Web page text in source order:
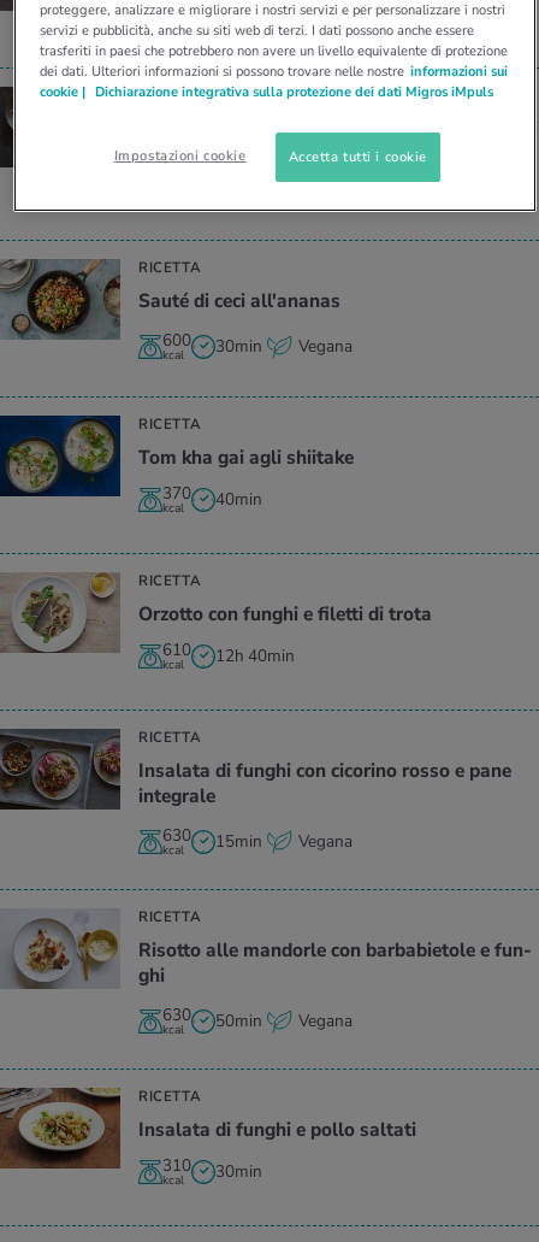
540
kcal 20min Vegetariano
RICETTA
Po­len­ta di se­mo­li­no con fun­ghi e sca­lop­pi­ne di
manzo
RICETTA
Sauté di ceci al­l'a­na­nas
600
kcal 30min Vegana
RICETTA
Tom kha gai agli shii­ta­ke
370
kcal 40min
RICETTA
Or­zot­to con fun­ghi e fi­let­ti di trota
610
kcal 12h 40min
RICETTA
In­sa­la­ta di fun­ghi con ci­co­ri­no rosso e pane
in­te­gra­le
630
kcal 15min Vegana
RICETTA
Ri­sot­to alle man­dor­le con bar­ba­bie­to­le e fun­
ghi
630
kcal 50min Vegana
RICETTA
In­sa­la­ta di fun­ghi e pollo sal­ta­ti
310
kcal 30min
proteggere, analizzare e migliorare i nostri servizi e per personalizzare i nostri
servizi e pubblicità, anche su siti web di terzi. I dati possono anche essere
trasferiti in paesi che potrebbero non avere un livello equivalente di protezione
dei dati. Ulteriori informazioni si possono trovare nelle nostre informazioni sui
cookie | Dichiarazione integrativa sulla protezione dei dati Migros iMpuls
Impostazioni cookie Accetta tutti i cookie